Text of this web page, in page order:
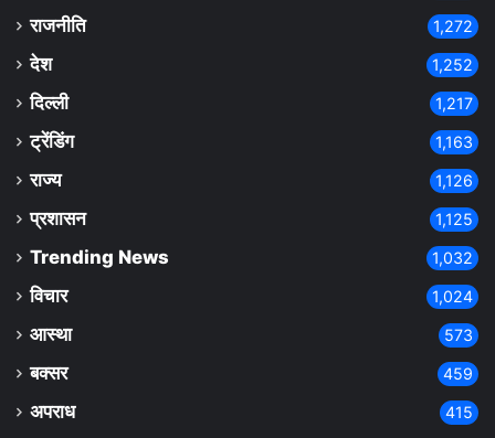
राजनीति 1,272
देश 1,252
दिल्ली 1,217
ट्रेंडिंग 1,163
राज्य 1,126
प्रशासन 1,125
Trending News 1,032
विचार 1,024
आस्था 573
बक्सर 459
अपराध 415